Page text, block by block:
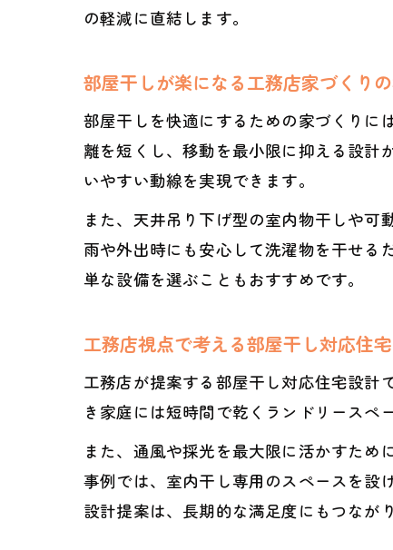
の軽減に直結します。
部屋干しが楽になる工務店家づくり
部屋干しを快適にするための家づくりに
離を短くし、移動を最小限に抑える設計
いやすい動線を実現できます。
また、天井吊り下げ型の室内物干しや
雨や外出時にも安心して洗濯物を干せる
単な設備を選ぶこともおすすめです。
工務店視点で考える部屋干し対応住
工務店が提案する部屋干し対応住宅設計
き家庭には短時間で乾くランドリースペ
また、通風や採光を最大限に活かすた
事例では、室内干し専用のスペースを設
設計提案は、長期的な満足度にもつながり